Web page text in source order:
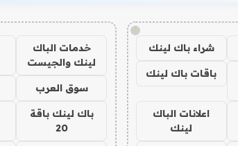
!
شراء باك لينك
باقات باك لينك
اعلانات الباك
لينك
خدمات الباك
لينك والجيست
سوق العرب
باك لينك باقة
20